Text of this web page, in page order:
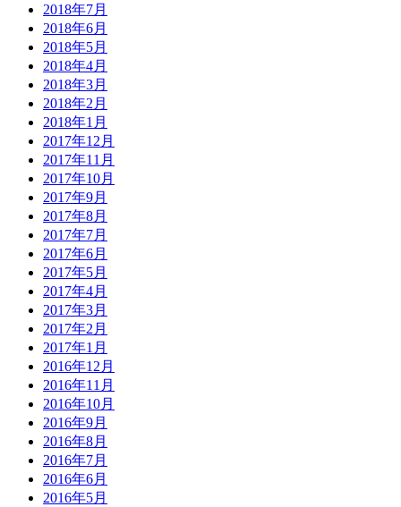
2018年7月
2018年6月
2018年5月
2018年4月
2018年3月
2018年2月
2018年1月
2017年12月
2017年11月
2017年10月
2017年9月
2017年8月
2017年7月
2017年6月
2017年5月
2017年4月
2017年3月
2017年2月
2017年1月
2016年12月
2016年11月
2016年10月
2016年9月
2016年8月
2016年7月
2016年6月
2016年5月